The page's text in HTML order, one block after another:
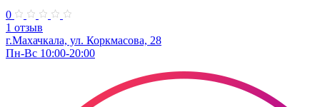
0
1 отзыв
г.Махачкала, ул. Коркмасова, 28
Пн-Вс 10:00-20:00